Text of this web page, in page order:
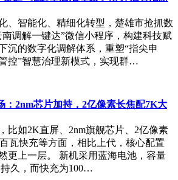
、智能化、精细化转型，楚雄市抢抓数
调解一键达”微信小程序，构建科技赋
沉的数字化调解体系，重塑“指尖申
控”智慧治理新模式，实现群…
：2nm芯片加持，2亿像素长焦配7K大
比如2K直屏、2nm旗舰芯片、2亿像素
瓦快充等方面，相比上代，核心配置
更上一层。 新机采用蓝海电池，容量
久，而快充为100…